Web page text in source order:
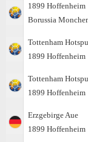
1899 Hoffenheim
Borussia
Tottenham
1899 Hoffenheim
Tottenham
1899 Hoffenheim
Erzgebirge Aue
1899 Hoffenheim